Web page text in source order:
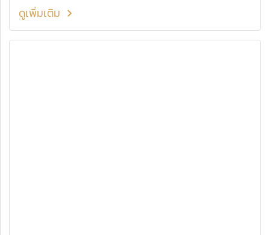
ดูเพิ่มเติม